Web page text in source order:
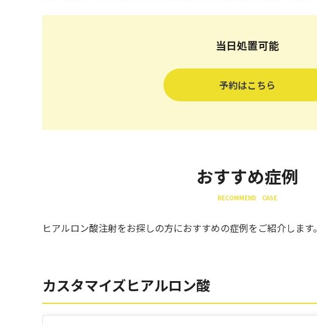
当日処置可能
予約はこちら
おすすめ症例
RECOMMEND CASE
ヒアルロン酸注射をお探しの方におすすめの症例をご紹介します。
カスタマイズヒアルロン酸